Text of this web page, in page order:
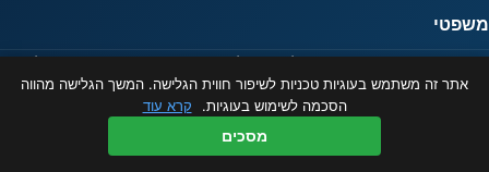
משפטי
המידע באתר מוצג כשירות לציבור בלבד ואינו מהווה ייעוץ פיננסי. ט.ל.ח.
© 2026 ibanks.co.il
אתר זה משתמש בעוגיות טכניות לשיפור חווית הגלישה. המשך הגלישה מהווה
הסכמה לשימוש בעוגיות.
קרא עוד
מסכים